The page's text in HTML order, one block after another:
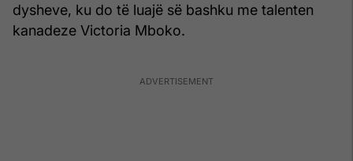
dysheve, ku do të luajë së bashku me talenten
kanadeze Victoria Mboko.